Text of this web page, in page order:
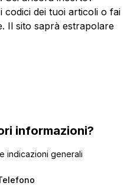
codici dei tuoi articoli o fai
Il sito saprà estrapolare
informazioni?
indicazioni generali